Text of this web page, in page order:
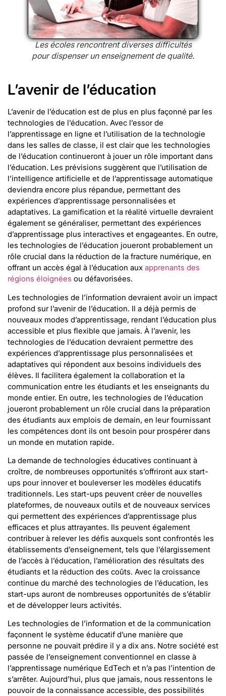
Les écoles rencontrent diverses difficultés
pour dispenser un enseignement de qualité.
L’avenir de l’éducation
L’avenir de l’éducation est de plus en plus façonné par les
technologies de l’éducation. Avec l’essor de
l’apprentissage en ligne et l’utilisation de la technologie
dans les salles de classe, il est clair que les technologies
de l’éducation continueront à jouer un rôle important dans
l’éducation. Les prévisions suggèrent que l’utilisation de
l’intelligence artificielle et de l’apprentissage automatique
deviendra encore plus répandue, permettant des
expériences d’apprentissage personnalisées et
adaptatives. La gamification et la réalité virtuelle devraient
également se généraliser, permettant des expériences
d’apprentissage plus interactives et engageantes. En outre,
les technologies de l’éducation joueront probablement un
rôle crucial dans la réduction de la fracture numérique, en
offrant un accès égal à l’éducation aux apprenants des
régions éloignées ou défavorisées.
Les technologies de l’information devraient avoir un impact
profond sur l’avenir de l’éducation. Il a déjà permis de
nouveaux modes d’apprentissage, rendant l’éducation plus
accessible et plus flexible que jamais. À l’avenir, les
technologies de l’éducation devraient permettre des
expériences d’apprentissage plus personnalisées et
adaptatives qui répondent aux besoins individuels des
élèves. Il facilitera également la collaboration et la
communication entre les étudiants et les enseignants du
monde entier. En outre, les technologies de l’éducation
joueront probablement un rôle crucial dans la préparation
des étudiants aux emplois de demain, en leur fournissant
les compétences dont ils ont besoin pour prospérer dans
un monde en mutation rapide.
La demande de technologies éducatives continuant à
croître, de nombreuses opportunités s’offriront aux start-
ups pour innover et bouleverser les modèles éducatifs
traditionnels. Les start-ups peuvent créer de nouvelles
plateformes, de nouveaux outils et de nouveaux services
qui permettent des expériences d’apprentissage plus
efficaces et plus attrayantes. Ils peuvent également
contribuer à relever les défis auxquels sont confrontés les
établissements d’enseignement, tels que l’élargissement
de l’accès à l’éducation, l’amélioration des résultats des
étudiants et la réduction des coûts. Avec la croissance
continue du marché des technologies de l’éducation, les
start-ups auront de nombreuses opportunités de s’établir
et de développer leurs activités.
Les technologies de l’information et de la communication
façonnent le système éducatif d’une manière que
personne ne pouvait prédire il y a dix ans. Notre société est
passée de l’enseignement conventionnel en classe à
l’apprentissage numérique EdTech et n’a pas l’intention de
s’arrêter. Aujourd’hui, plus que jamais, nous ressentons le
pouvoir de la connaissance accessible, des possibilités